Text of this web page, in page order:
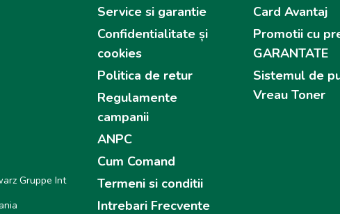
Gruppe Int
Service si garantie
Confidentialitate și
cookies
Politica de retur
Regulamente
campanii
ANPC
Cum Comand
Termeni si conditii
Intrebari Frecvente
Card Avantaj
Promotii cu
GARANTATE
Sistemul de
Vreau Toner